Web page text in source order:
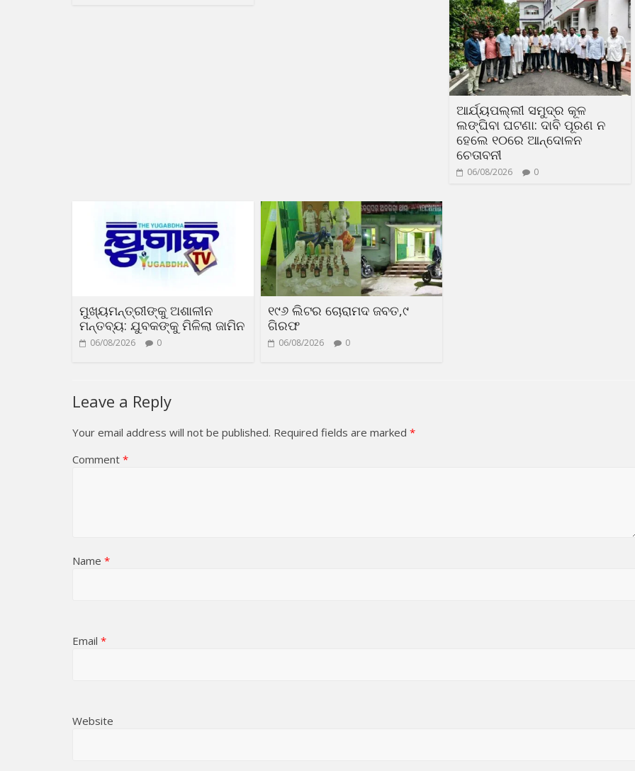
ଆର୍ଯ୍ୟପଲ୍ଲୀ ସମୁଦ୍ର କୂଳ
ଲଙ୍ଘିବା ଘଟଣା: ଦାବି ପୂରଣ ନ
ହେଲେ ୧୦ରେ ଆନ୍ଦୋଳନ
ଚେତାବନୀ
06/08/2026 0
ମୁଖ୍ୟମନ୍ତ୍ରୀଙ୍କୁ ଅଶାଳୀନ
ମନ୍ତବ୍ୟ: ଯୁବକଙ୍କୁ ମିଳିଲା ଜାମିନ
06/08/2026 0
୧୯୬ ଲିଟର ଚୋରାମଦ ଜବତ,୯
ଗିରଫ
06/08/2026 0
Leave a Reply
Your email address will not be published. Required fields are marked *
Comment *
Name *
Email *
Website